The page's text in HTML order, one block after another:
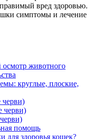
вред здоровью.
симптомы и лечение
животного
круглые, плоские,
черви)
черви)
помощь
для здоровья кошек?